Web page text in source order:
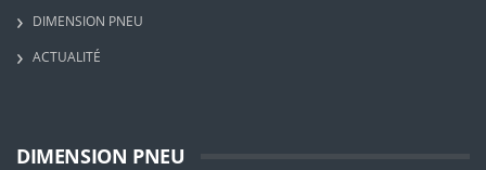
DIMENSION PNEU
ACTUALITÉ
DIMENSION PNEU